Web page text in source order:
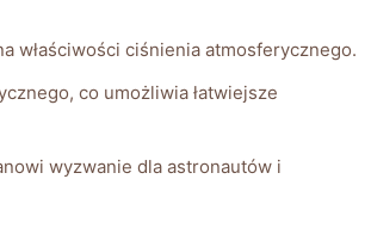
właściwości ciśnienia atmosferycznego.
co umożliwia łatwiejsze
wyzwanie dla astronautów i